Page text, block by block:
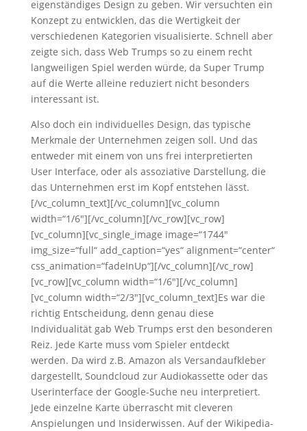
eigenständiges Design zu geben. Wir versuchten ein
Konzept zu entwicklen, das die Wertigkeit der
verschiedenen Kategorien visualisierte. Schnell aber
zeigte sich, dass Web Trumps so zu einem recht
langweiligen Spiel werden würde, da Super Trump
auf die Werte alleine reduziert nicht besonders
interessant ist.
Also doch ein individuelles Design, das typische
Merkmale der Unternehmen zeigen soll. Und das
entweder mit einem von uns frei interpretierten
User Interface, oder als assoziative Darstellung, die
das Unternehmen erst im Kopf entstehen lässt.
[/vc_column_text][/vc_column][vc_column
width=“1/6″][/vc_column][/vc_row][vc_row]
[vc_column][vc_single_image image=“1744″
img_size=“full“ add_caption=“yes“ alignment=“center“
css_animation=“fadeInUp“][/vc_column][/vc_row]
[vc_row][vc_column width=“1/6″][/vc_column]
[vc_column width=“2/3″][vc_column_text]Es war die
richtig Entscheidung, denn genau diese
Individualität gab Web Trumps erst den besonderen
Reiz. Jede Karte muss vom Spieler entdeckt
werden. Da wird z.B. Amazon als Versandaufkleber
dargestellt, Soundcloud zur Audiokassette oder das
Userinterface der Google-Suche neu interpretiert.
Jede einzelne Karte überrascht mit cleveren
Anspielungen und Insiderwissen. Auf der Wikipedia-